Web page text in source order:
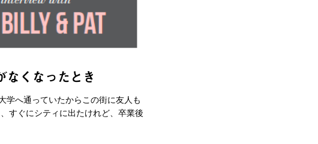
なくなったとき
学へ通っていたからこの街に友人も
すぐにシティに出たけれど、卒業後